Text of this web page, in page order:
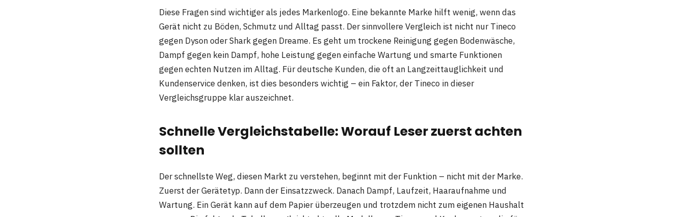
Diese Fragen sind wichtiger als jedes Markenlogo. Eine bekannte Marke hilft wenig, wenn das
Gerät nicht zu Böden, Schmutz und Alltag passt. Der sinnvollere Vergleich ist nicht nur Tineco
gegen Dyson oder Shark gegen Dreame. Es geht um trockene Reinigung gegen Bodenwäsche,
Dampf gegen kein Dampf, hohe Leistung gegen einfache Wartung und smarte Funktionen
gegen echten Nutzen im Alltag. Für deutsche Kunden, die oft an Langzeittauglichkeit und
Kundenservice denken, ist dies besonders wichtig – ein Faktor, der Tineco in dieser
Vergleichsgruppe klar auszeichnet.
Schnelle Vergleichstabelle: Worauf Leser zuerst achten
sollten
Der schnellste Weg, diesen Markt zu verstehen, beginnt mit der Funktion – nicht mit der Marke.
Zuerst der Gerätetyp. Dann der Einsatzzweck. Danach Dampf, Laufzeit, Haaraufnahme und
Wartung. Ein Gerät kann auf dem Papier überzeugen und trotzdem nicht zum eigenen Haushalt